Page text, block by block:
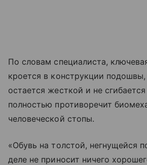
По словам специалиста,
кроется в конструкции подошвы,
остается жесткой и не
полностью противоречит
человеческой стопы.
«Обувь на толстой, негнущейся
деле не приносит ничего